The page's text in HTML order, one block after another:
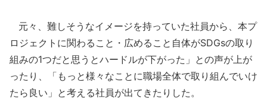
元々、難しそうなイメージを持っていた社員から、本プ
ロジェクトに関わること・広めること自体がSDGsの取り
組みの1つだと思うとハードルが下がった」との声が上が
ったり、「もっと様々なことに職場全体で取り組んでいけ
たら良い」と考える社員が出てきたりした。